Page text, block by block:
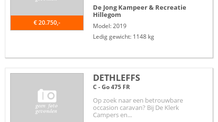
€ 20.750,-
De Jong Kampeer & Recreatie
Hillegom
Model: 2019
Ledig gewicht: 1148 kg
DETHLEFFS
C - Go 475 FR
Op zoek naar een betrouwbare
occasion caravan? Bij De Klerk
Campers en...